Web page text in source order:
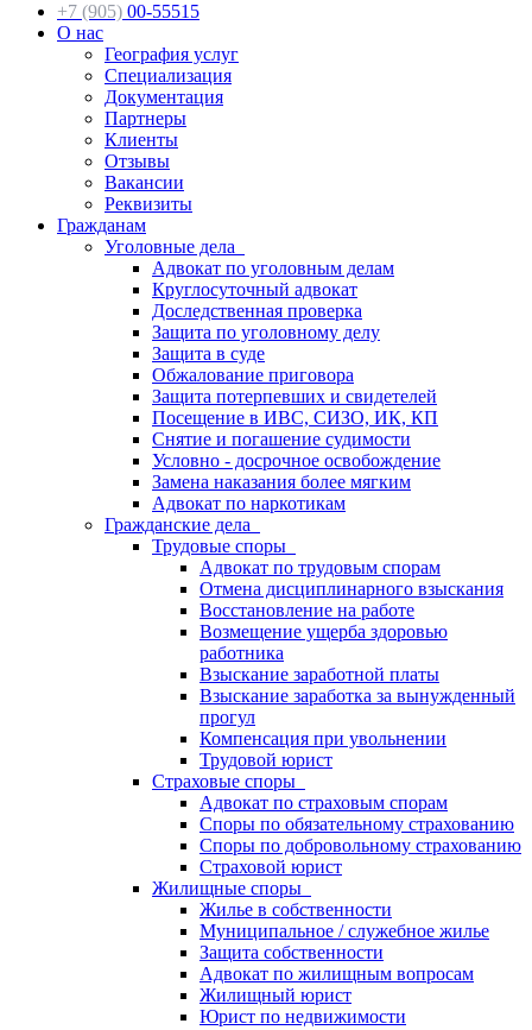
+7 (905) 00-55515
О нас
География услуг
Специализация
Документация
Партнеры
Клиенты
Отзывы
Вакансии
Реквизиты
Гражданам
Уголовные дела
Адвокат по уголовным делам
Круглосуточный адвокат
Доследственная проверка
Защита по уголовному делу
Защита в суде
Обжалование приговора
Защита потерпевших и свидетелей
Посещение в ИВС, СИЗО, ИК, КП
Снятие и погашение судимости
Условно - досрочное освобождение
Замена наказания более мягким
Адвокат по наркотикам
Гражданские дела
Трудовые споры
Адвокат по трудовым спорам
Отмена дисциплинарного взыскания
Восстановление на работе
Возмещение ущерба здоровью
работника
Взыскание заработной платы
Взыскание заработка за вынужденный
прогул
Компенсация при увольнении
Трудовой юрист
Страховые споры
Адвокат по страховым спорам
Споры по обязательному страхованию
Споры по добровольному страхованию
Страховой юрист
Жилищные споры
Жилье в собственности
Муниципальное / служебное жилье
Защита собственности
Адвокат по жилищным вопросам
Жилищный юрист
Юрист по недвижимости